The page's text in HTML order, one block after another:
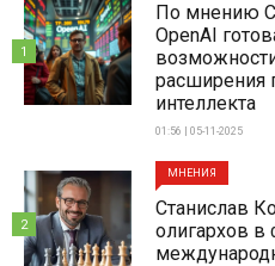
По мнению
OpenAI
расширения
интеллекта
01:56 | 05-11-2025
1
МНЕНИЯ
Станислав
олигархов
2